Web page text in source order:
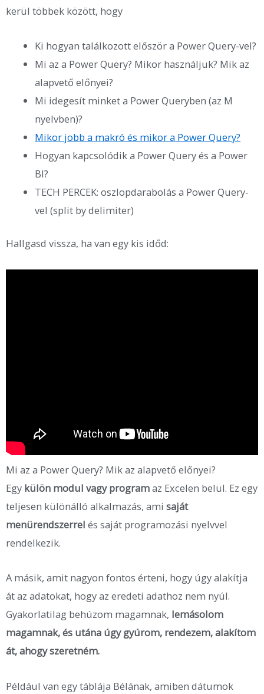
kerül többek között, hogy
Ki hogyan találkozott először a Power Query-vel?
Mi az a Power Query? Mikor használjuk? Mik az
alapvető előnyei?
Mi idegesít minket a Power Queryben (az M
nyelvben)?
Mikor jobb a makró és mikor a Power Query?
Hogyan kapcsolódik a Power Query és a Power
BI?
TECH PERCEK: oszlopdarabolás a Power Query-
vel (split by delimiter)
Hallgasd vissza, ha van egy kis időd:
Mi az a Power Query? Mik az alapvető előnyei?
Egy külön modul vagy programaz Excelen belül. Ez egy
teljesen különálló alkalmazás, ami saját
menürendszerrel és saját programozási nyelvvel
rendelkezik.
A másik, amit nagyon fontos érteni, hogy úgy alakítja
át az adatokat, hogy az eredeti adathoz nem nyúl.
Gyakorlatilag behúzom magamnak, lemásolom
magamnak, és utána úgy gyúrom, rendezem, alakítom
át, ahogy szeretném.
Például van egy táblája Bélának, amiben dátumok